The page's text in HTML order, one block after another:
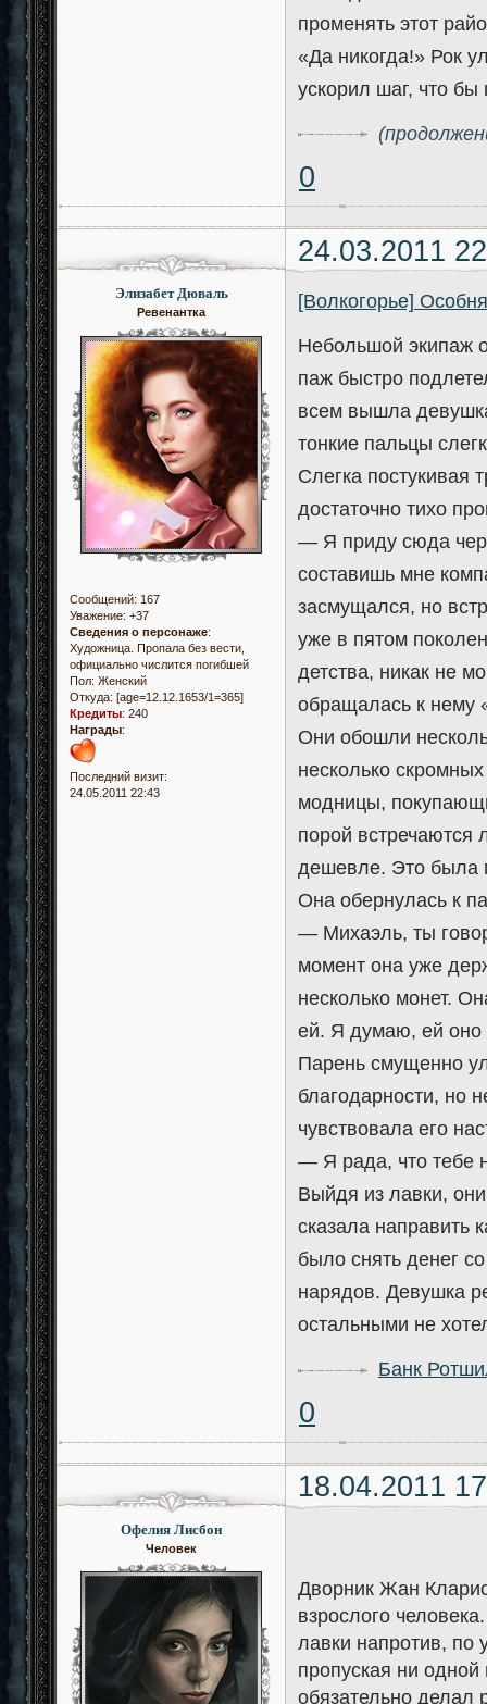
променять этот
«Да никогда!» Рок
ускорил шаг, что
0
24.03.2011
Элизабет Дюваль
Ревенантка
Сообщений: 167
Уважение: +37
Сведения о персонаже:
Художница. Пропала без вести,
официально числится погибшей
Пол: Женский
Откуда: [age=12.12.1653/1=365]
Кредиты: 240
Награды:
Последний визит:
24.05.2011 22:43
[Волкогорье]
Небольшой экипаж
паж быстро
всем вышла
тонкие пальцы
Слегка постукивая
достаточно тихо
— Я приду сюда
составишь мне
засмущался, но
уже в пятом
детства, никак не
обращалась к нему
Они обошли
несколько
модницы,
порой встречаются
дешевле. Это была
Она обернулась к
— Михаэль, ты
момент она уже
несколько монет.
ей. Я думаю, ей оно
Парень смущенно
благодарности, но
чувствовала его
— Я рада, что тебе
Выйдя из лавки,
сказала направить
было снять денег
нарядов. Девушка
остальными не
Банк
0
18.04.2011
Офелия Лисбон
Человек
Дворник Жан
взрослого
лавки напротив, по
пропуская ни одной
обязательно делал